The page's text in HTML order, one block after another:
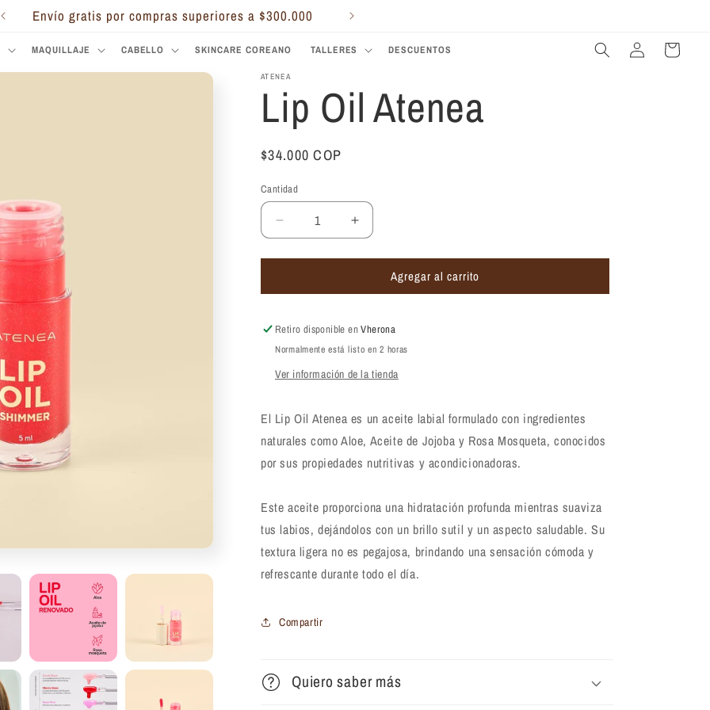
Envío gratis por compras superiores a $300.000
MAQUILLAJE CABELLO SKINCARE COREANO TALLERES DESCUENTOS
Iniciar
sesión
Carrito
ATENEA
Lip Oil Atenea
Precio
$34.000 COP
Cantidad
Reducir
cantidad
para
Oil
Aumentar
cantidad
para
Oil
Agregar al carrito
Retiro disponible enVherona
Normalmente está listo en 2 horas
Ver información de la tienda
El Lip Oil Atenea es un aceite labial formulado con ingredientes
naturales como Aloe, Aceite de Jojoba y Rosa Mosqueta, conocidos
por sus propiedades nutritivas y acondicionadoras.
Este aceite proporciona una hidratación profunda mientras suaviza
tus labios, dejándolos con un brillo sutil y un aspecto saludable. Su
textura ligera no es pegajosa, brindando una sensación cómoda y
refrescante durante todo el día.
Compartir
Quiero saber más